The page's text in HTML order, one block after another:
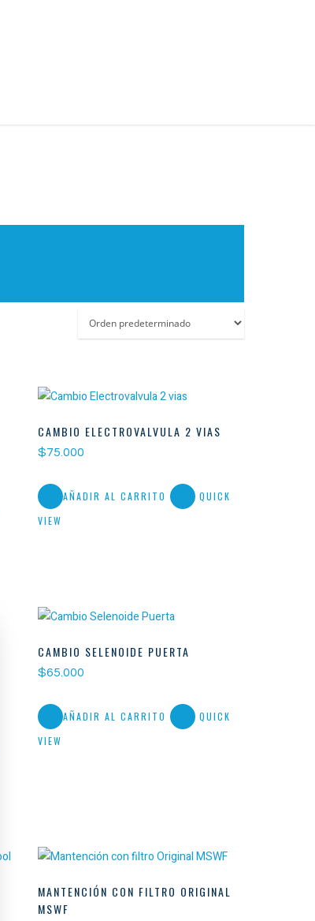
CAMBIO ELECTROVALVULA 2 VIAS
$75.000
AÑADIR AL CARRITO
QUICK
VIEW
CAMBIO SELENOIDE PUERTA
$65.000
AÑADIR AL CARRITO
QUICK
VIEW
MANTENCIÓN CON FILTRO ORIGINAL
MSWF